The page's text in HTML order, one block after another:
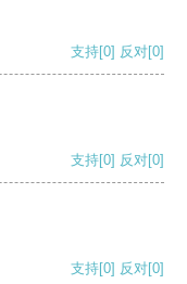
支持[0] 反对[0]
支持[0] 反对[0]
支持[0] 反对[0]